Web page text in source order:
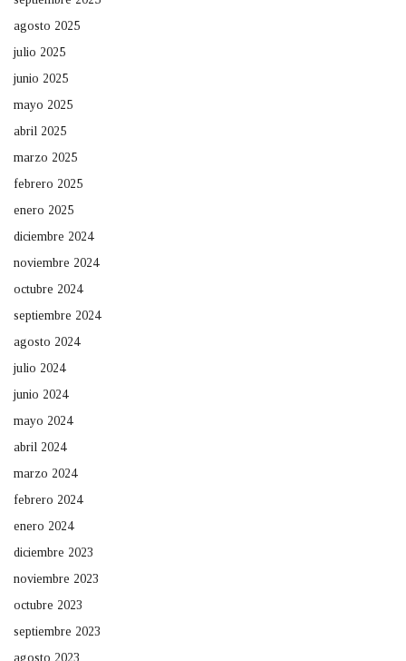
agosto 2025
julio 2025
junio 2025
mayo 2025
abril 2025
marzo 2025
febrero 2025
enero 2025
diciembre 2024
noviembre 2024
octubre 2024
septiembre 2024
agosto 2024
julio 2024
junio 2024
mayo 2024
abril 2024
marzo 2024
febrero 2024
enero 2024
diciembre 2023
noviembre 2023
octubre 2023
septiembre 2023
agosto 2023